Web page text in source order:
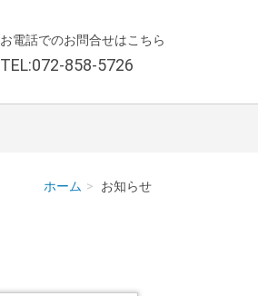
お電話でのお問合せはこちら
TEL:072-858-5726
ホーム お知らせ